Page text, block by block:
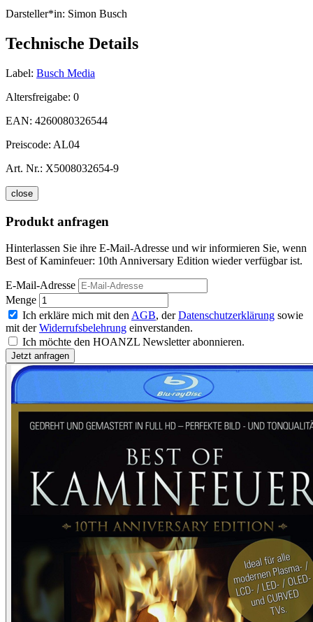
Darsteller*in: Simon Busch
Technische Details
Label: Busch Media
Altersfreigabe: 0
EAN: 4260080326544
Preiscode: AL04
Art. Nr.: X5008032654-9
close
Produkt anfragen
Hinterlassen Sie ihre E-Mail-Adresse und wir informieren Sie, wenn
Best of Kaminfeuer: 10th Anniversary Edition wieder verfügbar ist.
E-Mail-Adresse
Menge
Ich erkläre mich mit den AGB, derDatenschutzerklärung sowie
mit derWiderrufsbelehrung einverstanden.
Ich möchte den HOANZL Newsletter abonnieren.